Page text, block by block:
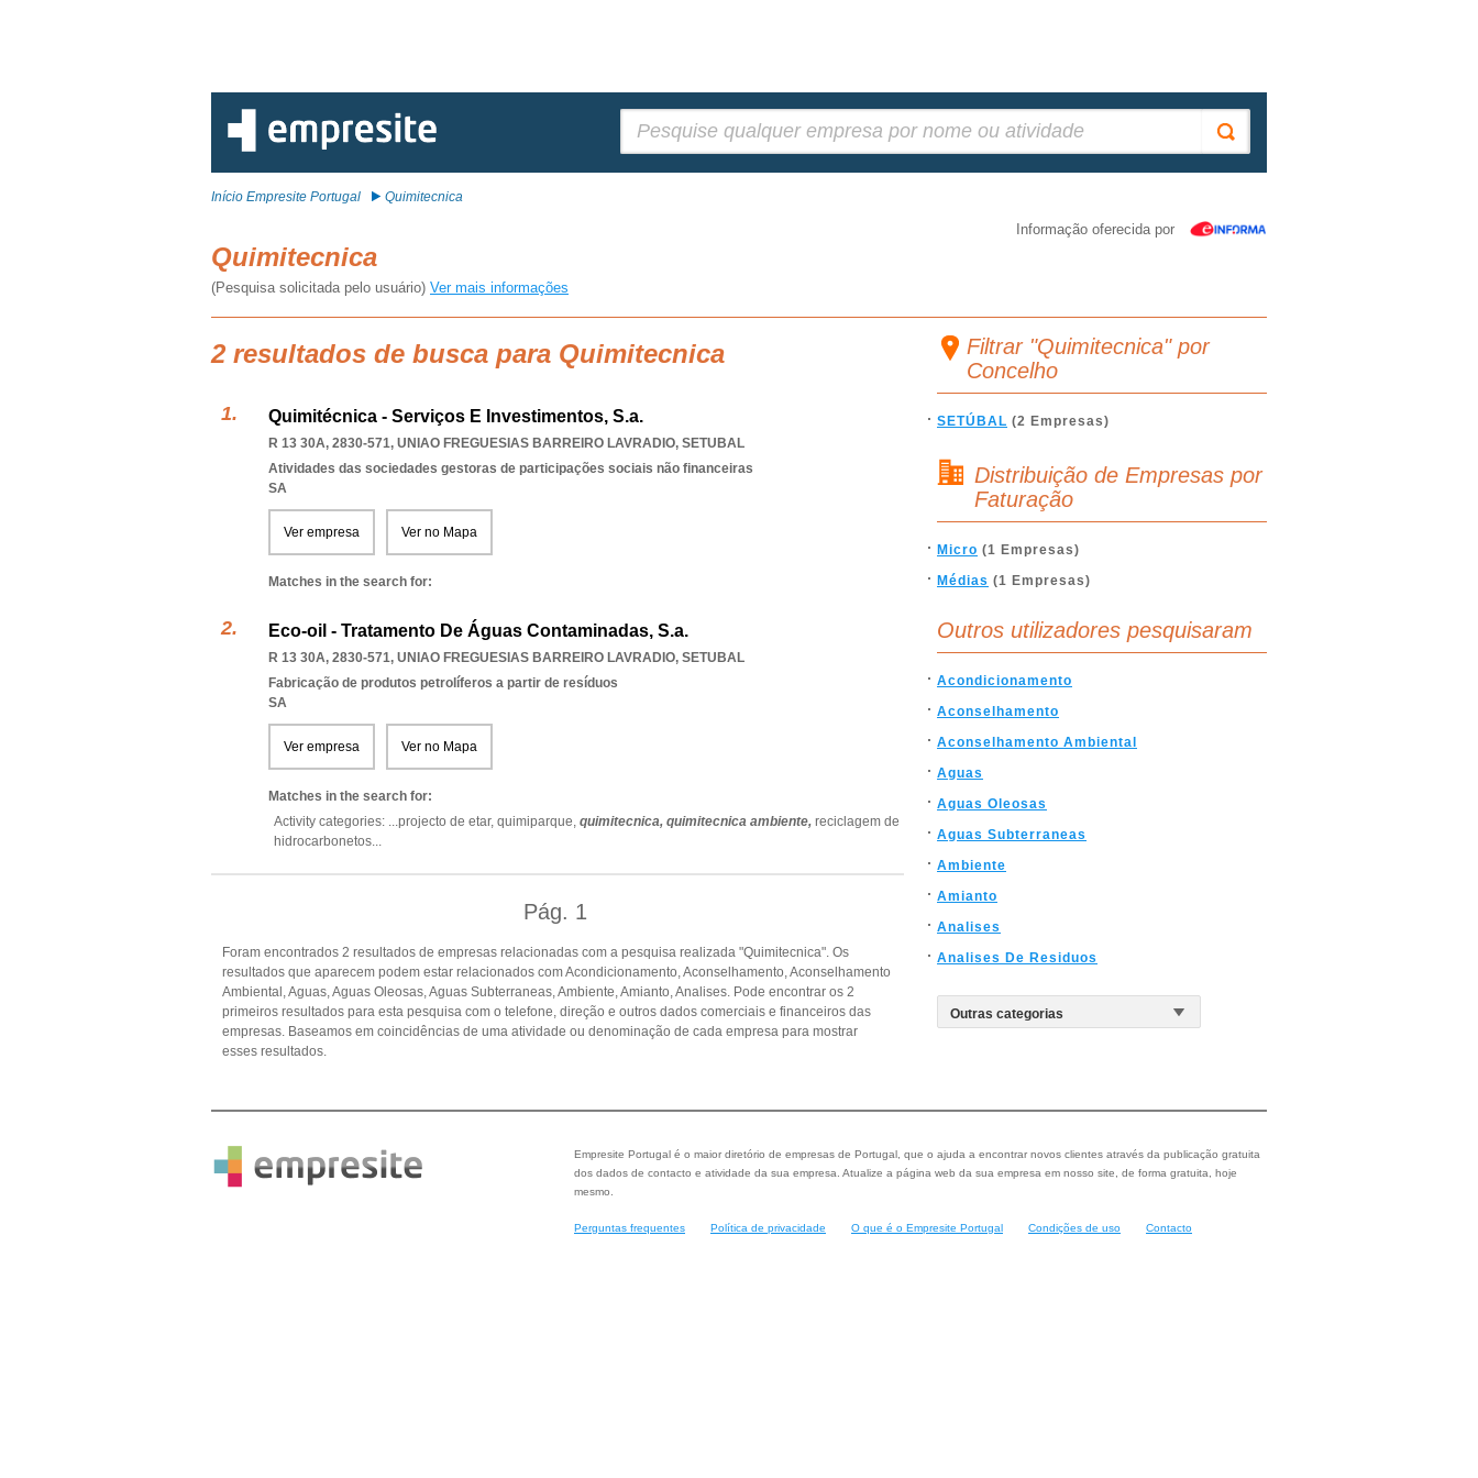
Início Empresite Portugal Quimitecnica
Informação oferecida por
Quimitecnica
(Pesquisa solicitada pelo usuário) Ver mais informações
2 resultados de busca para Quimitecnica
Quimitécnica - Serviços E Investimentos, S.a.
R 13 30A, 2830-571, UNIAO FREGUESIAS BARREIRO LAVRADIO, SETUBAL
Atividades das sociedades gestoras de participações sociais não financeiras
SA
Ver empresa Ver no Mapa
Matches in the search for:
Eco-oil - Tratamento De Águas Contaminadas, S.a.
R 13 30A, 2830-571, UNIAO FREGUESIAS BARREIRO LAVRADIO, SETUBAL
Fabricação de produtos petrolíferos a partir de resíduos
SA
Ver empresa Ver no Mapa
Matches in the search for:
Activity categories: ...projecto de etar, quimiparque, quimitecnica, quimitecnica ambiente, reciclagem de
hidrocarbonetos...
Pág. 1
Foram encontrados 2 resultados de empresas relacionadas com a pesquisa realizada "Quimitecnica". Os
resultados que aparecem podem estar relacionados com Acondicionamento, Aconselhamento, Aconselhamento
Ambiental, Aguas, Aguas Oleosas, Aguas Subterraneas, Ambiente, Amianto, Analises. Pode encontrar os 2
primeiros resultados para esta pesquisa com o telefone, direção e outros dados comerciais e financeiros das
empresas. Baseamos em coincidências de uma atividade ou denominação de cada empresa para mostrar
esses resultados.
Filtrar "Quimitecnica" por
Concelho
SETÚBAL (2 Empresas)
Distribuição de Empresas por
Faturação
Micro (1 Empresas)
Médias (1 Empresas)
Outros utilizadores pesquisaram
Acondicionamento
Aconselhamento
Aconselhamento Ambiental
Aguas
Aguas Oleosas
Aguas Subterraneas
Ambiente
Amianto
Analises
Analises De Residuos
Empresite Portugal é o maior diretório de empresas de Portugal, que o ajuda a encontrar novos clientes através da publicação gratuita
dos dados de contacto e atividade da sua empresa. Atualize a página web da sua empresa em nosso site, de forma gratuita, hoje
mesmo.
Perguntas frequentes Política de privacidade O que é o Empresite Portugal Condições de uso Contacto